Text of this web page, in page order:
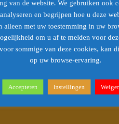
van de website. We gebruiken ook
en begrijpen hoe u deze
alleen met uw toestemming in uw
om u af te melden voor
sommige van deze cookies, kan
op uw browse-ervaring.
Accepteren Instellingen